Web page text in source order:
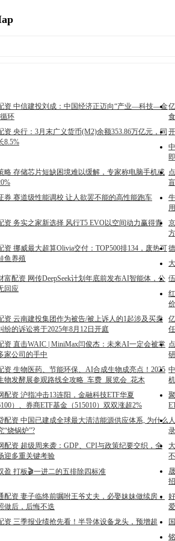
资 中信建投刘成：中国经济正迈向“产业—科技—金
环
资 央行：3月末广义货币(M2)余额353.86万亿元，同
8.5%
略 存储芯片短缺困境难以缓解，专家称电脑手机或
券 赛道级性能调校 让人欲罢不能的高性能跑车
资 务实之家新选择 风行T5 EVO以空间动力赢得青
资 挪威最大超算Olivia交付：TOP500排134，废热可
鱼养殖
富配资 网传DeepSeek计划年底前发布AI智能体，公
回应
资 云南建投集团作为被告/被上诉人的1起涉及买卖
纷的诉讼将于2025年8月12日开庭
资 直击WAIC | MiniMax闫俊杰：未来AI一定会被掌
家公司的手中
资 生物医药、节能环保、AI合成生物成亮点！2025
物发酵展参观路线全攻略_车费_展览会_花木
配资 沪指冲击13连阳，金融科技ETF华夏
）、券商ETF基金（515010）双双涨超2%
配资 中国已建成全球最大清洁能源供应体系, 为什么
“烧锅炉”?
配资 超级周来袭：GDP、CPI与政策纪要交织，全
迎多重关键考验
盈 打板🎬一进二的五排除四标准
招
配资 妻子临终前嘱咐王爷丈夫，必娶妹妹做续房，
做后，后悔不迭
资 三季报业绩抢先看！半导体设备龙头，预增超